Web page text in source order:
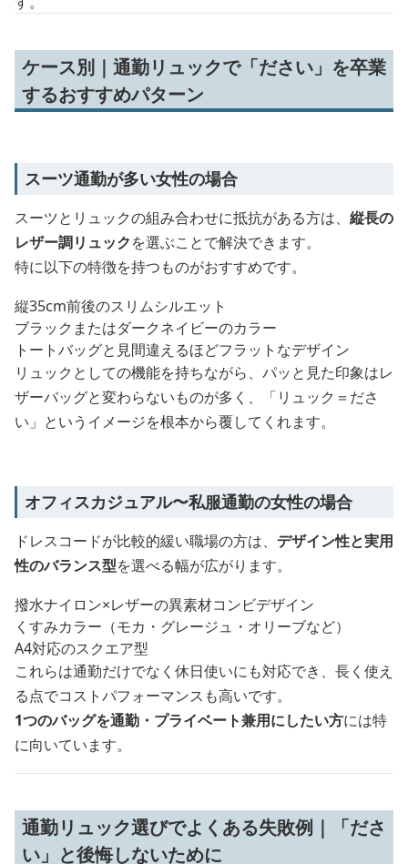
ケース別｜通勤リュックで「ださい」を卒業
するおすすめパターン
スーツ通勤が多い女性の場合
スーツとリュックの組み合わせに抵抗がある方は、 縦長の
レザー調リュックを選ぶことで解決できます。
特に以下の特徴を持つものがおすすめです。
縦35cm前後のスリムシルエット
ブラックまたはダークネイビーのカラー
トートバッグと見間違えるほどフラットなデザイン
リュックとしての機能を持ちながら、パッと見た印象はレ
ザーバッグと変わらないものが多く、「リュック＝ださ
い」というイメージを根本から覆してくれます。
オフィスカジュアル〜私服通勤の女性の場合
ドレスコードが比較的緩い職場の方は、 デザイン性と実用
性のバランス型を選べる幅が広がります。
撥水ナイロン×レザーの異素材コンビデザイン
くすみカラー（モカ・グレージュ・オリーブなど）
A4対応のスクエア型
これらは通勤だけでなく休日使いにも対応でき、長く使え
る点でコストパフォーマンスも高いです。
1つのバッグを通勤・プライベート兼用にしたい方には特
に向いています。
通勤リュック選びでよくある失敗例｜「ださ
い」と後悔しないために